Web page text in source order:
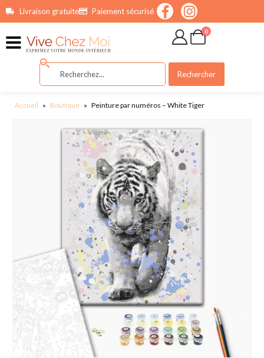
principalLivraison gratuite Paiement sécurisé
0
Rechercher
Accueil » Boutique » Peinture par numéros – White Tiger